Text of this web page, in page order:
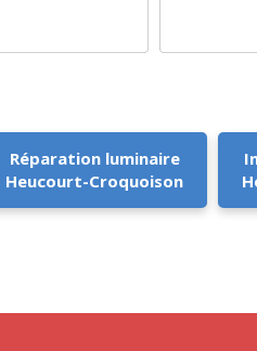
Réparation luminaire
Heucourt-Croquoison